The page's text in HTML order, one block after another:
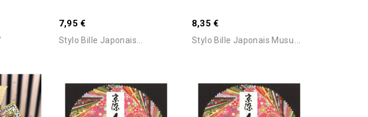
Le
7,95 €
Stylo Bille Japonais...
8,35 €